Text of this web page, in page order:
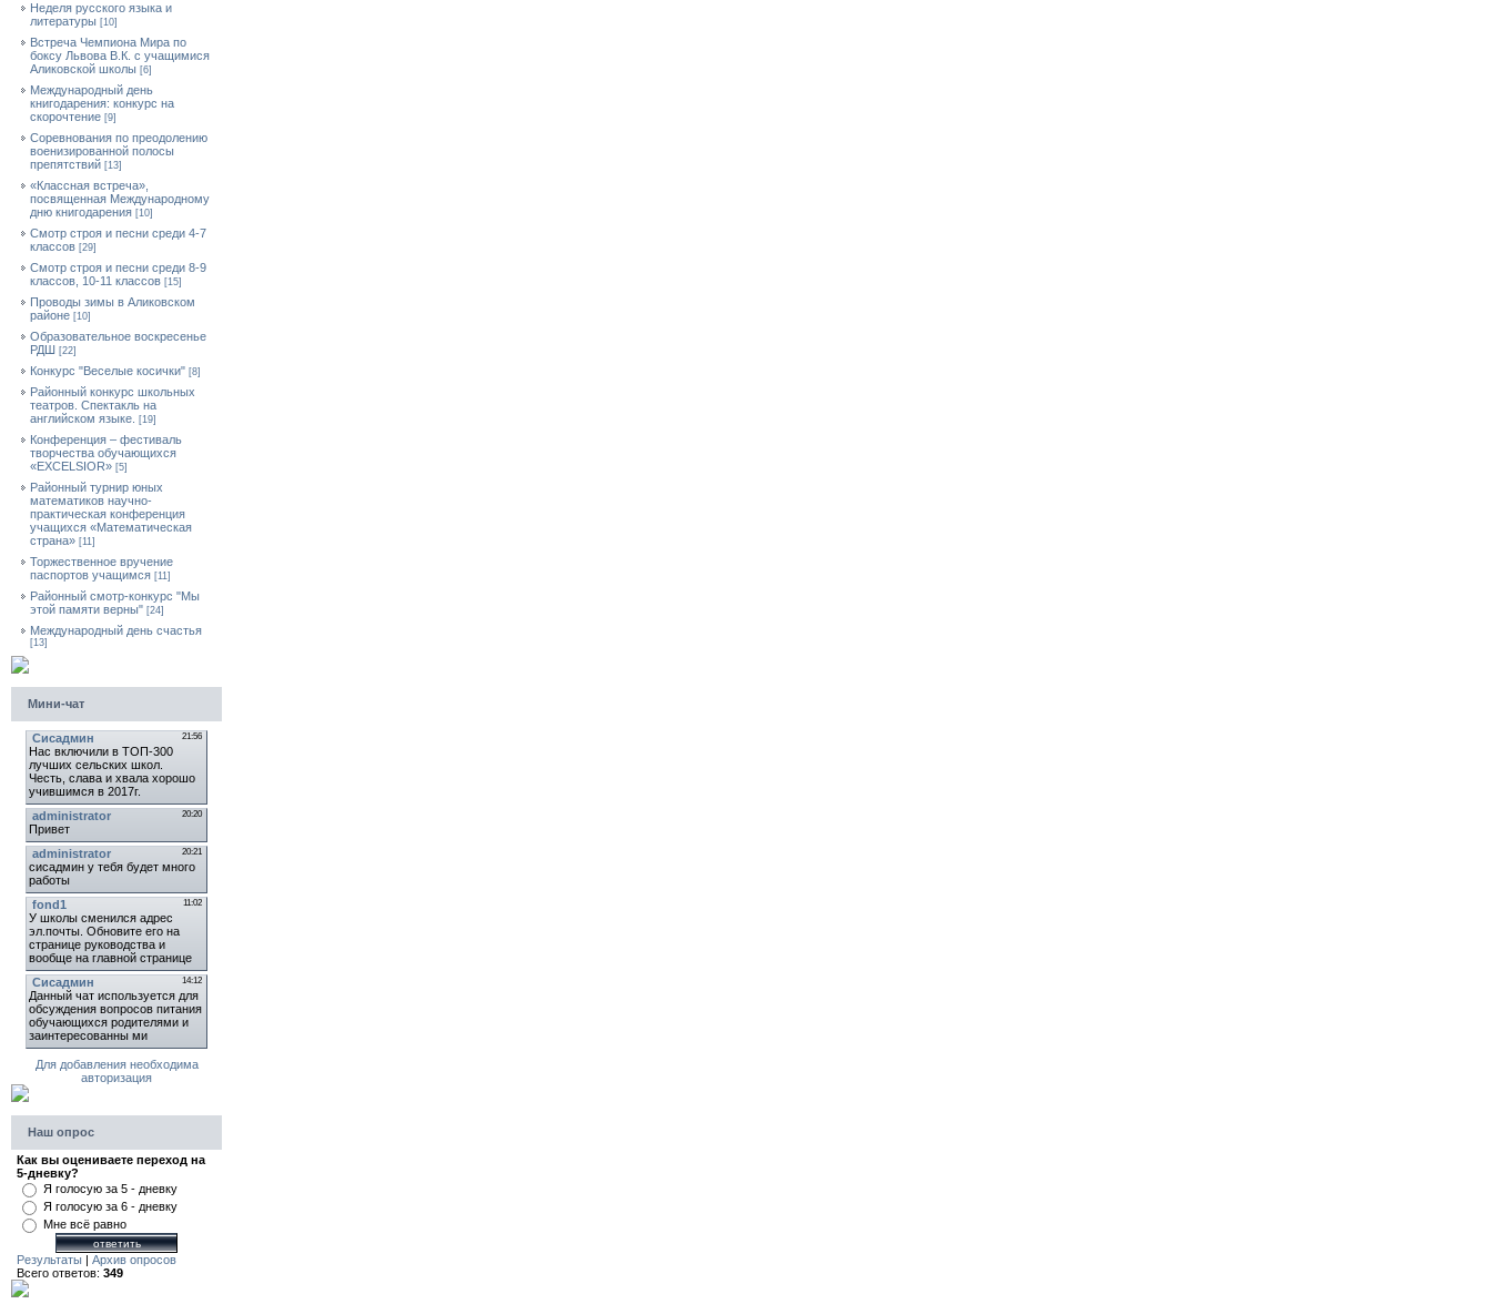
Неделя русского языка и
литературы [10]
Встреча Чемпиона Мира по
боксу Львова В.К. с учащимися
Аликовской школы [6]
Международный день
книгодарения: конкурс на
скорочтение [9]
Cоревнования по преодолению
военизированной полосы
препятствий [13]
«Классная встреча»,
посвященная Международному
дню книгодарения [10]
Смотр строя и песни среди 4-7
классов [29]
Смотр строя и песни среди 8-9
классов, 10-11 классов [15]
Проводы зимы в Аликовском
районе [10]
Образовательное воскресенье
РДШ [22]
Конкурс "Веселые косички" [8]
Районный конкурс школьных
театров. Спектакль на
английском языке.
[19]
Конференция – фестиваль
творчества обучающихся
«EXCELSIOR» [5]
Районный турнир юных
математиков научно-
практическая конференция
учащихся «Математическая
страна» [11]
Торжественное вручение
паспортов учащимся [11]
Районный смотр-конкурс "Мы
этой памяти верны" [24]
Международный день счастья
[13]
Мини-чат
Для добавления необходима
авторизация
Наш опрос
Как вы оцениваете переход на
5-дневку?
Я голосую за 5 - дневку
Я голосую за 6 - дневку
Мне всё равно
Результаты | Архив опросов
Всего ответов: 349